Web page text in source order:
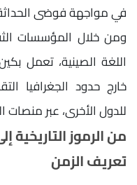
في مواجهة فوضى الحداثة
ومن خلال المؤسسات
اللغة الصينية، تعمل
خارج حدود الجغرافيا
للدول الأخرى، عبر منصات
من الرموز التاريخية
تعريف الزمن